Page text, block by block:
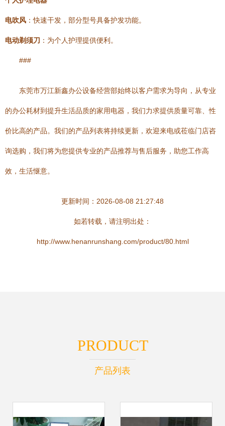
电吹风 ：快速干发，部分型号具备护发功能。
电动剃须刀 ：为个人护理提供便利。
###
东莞市万江新鑫办公设备经营部始终以客户需求为导向，从专业
的办公耗材到提升生活品质的家用电器，我们力求提供质量可靠、性
价比高的产品。我们的产品列表将持续更新，欢迎来电或莅临门店咨
询选购，我们将为您提供专业的产品推荐与售后服务，助您工作高
效，生活惬意。
更新时间：2026-08-08 21:27:48
如若转载，请注明出处：
http://www.henanrunshang.com/product/80.html
PRODUCT
产品列表